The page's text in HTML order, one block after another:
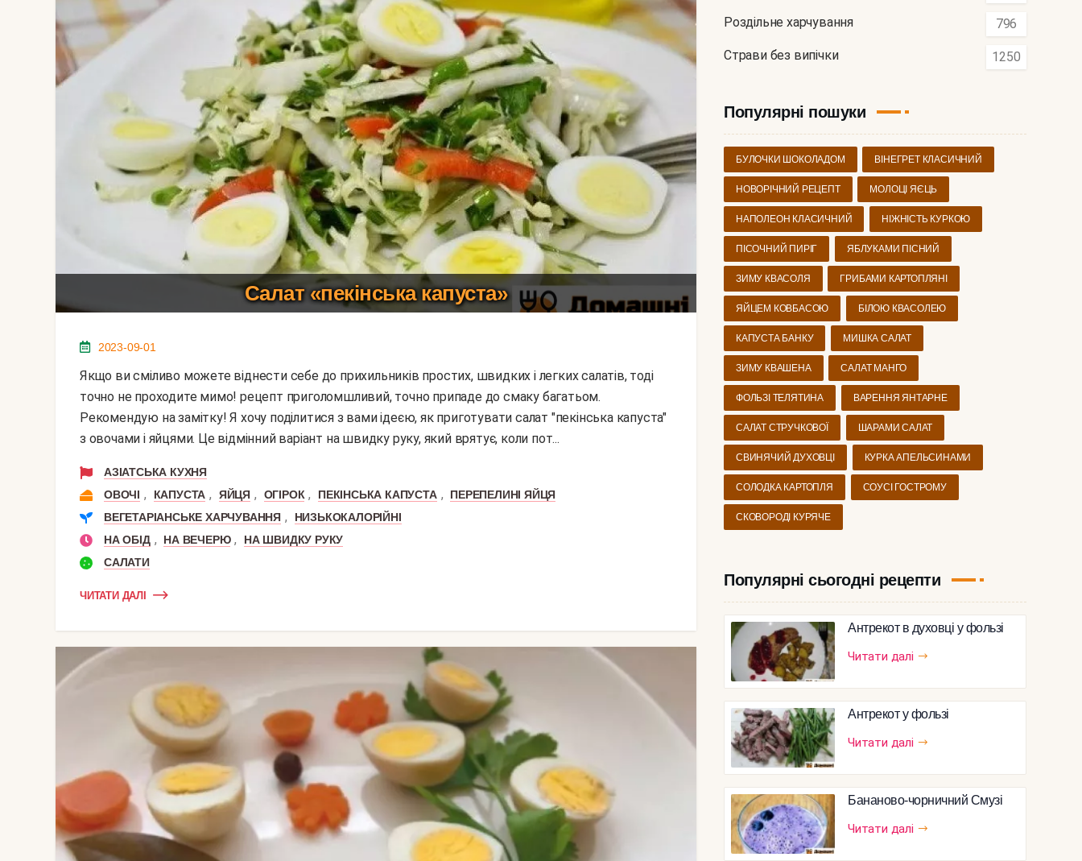
Салат «пекінська капуста»
2023-09-01
Якщо ви сміливо можете віднести себе до прихильників простих, швидких і легких салатів, тоді
точно не проходите мимо! рецепт приголомшливий, точно припаде до смаку багатьом.
Рекомендую на замітку! Я хочу поділитися з вами ідеєю, як приготувати салат "пекінська капуста"
з овочами і яйцями. Це відмінний варіант на швидку руку, який врятує, коли пот...
АЗІАТСЬКА КУХНЯ
ОВОЧІ , КАПУСТА , ЯЙЦЯ , ОГІРОК , ПЕКІНСЬКА КАПУСТА ,
ПЕРЕПЕЛИНІ ЯЙЦЯ
ВЕГЕТАРІАНСЬКЕ ХАРЧУВАННЯ ,
НИЗЬКОКАЛОРІЙНІ
НА ОБІД , НА ВЕЧЕРЮ ,
НА ШВИДКУ РУКУ
САЛАТИ
ЧИТАТИ ДАЛІ
Роздільне харчування 796
Страви без випічки 1250
Популярні пошуки
БУЛОЧКИ ШОКОЛАДОМ ВІНЕГРЕТ КЛАСИЧНИЙ
НОВОРІЧНИЙ РЕЦЕПТ МОЛОЦІ ЯЄЦЬ
НАПОЛЕОН КЛАСИЧНИЙ НІЖНІСТЬ КУРКОЮ
ПІСОЧНИЙ ПИРІГ ЯБЛУКАМИ ПІСНИЙ
ЗИМУ КВАСОЛЯ ГРИБАМИ КАРТОПЛЯНІ
ЯЙЦЕМ КОВБАСОЮ БІЛОЮ КВАСОЛЕЮ
КАПУСТА БАНКУ МИШКА САЛАТ
ЗИМУ КВАШЕНА САЛАТ МАНГО
ФОЛЬЗІ ТЕЛЯТИНА ВАРЕННЯ ЯНТАРНЕ
САЛАТ СТРУЧКОВОЇ ШАРАМИ САЛАТ
СВИНЯЧИЙ ДУХОВЦІ КУРКА АПЕЛЬСИНАМИ
СОЛОДКА КАРТОПЛЯ СОУСІ ГОСТРОМУ
СКОВОРОДІ КУРЯЧЕ
Популярні сьогодні рецепти
Антрекот в духовці у фользі
Читати далі
Антрекот у фользі
Читати далі
Бананово-чорничний Смузі
Читати далі